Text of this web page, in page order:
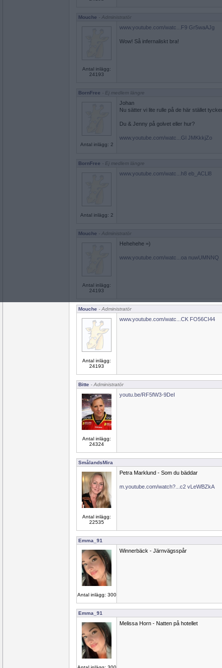
Mouche - Administratör
Antal inlägg:
24193
www.youtube.com/watc...F9 Gr5waAJg
Wow! Så infernaliskt bra!
BornFree - Ej medlem längre
Antal inlägg: 2
Johan
Nu sätter vi lite rulle på de här stället
Du & Jenny på golvet eller hur?
www.youtube.com/watc...Gl JMKkkjZo
BornFree - Ej medlem längre
Antal inlägg: 2
www.youtube.com/watc...h8 eb_ACLl8
Mouche - Administratör
Antal inlägg:
24193
Hehehehe =)
www.youtube.com/watc...oa nuwUMNNQ
Mouche - Administratör
Antal inlägg:
24193
www.youtube.com/watc...CK FO56CI44
Bitte - Administratör
Antal inlägg:
24324
youtu.be/RF5fW3-9DeI
SmålandsMira
Antal inlägg:
22535
Petra Marklund - Som du bäddar
m.youtube.com/watch?...c2 vLeWBZkA
Emma_91
Antal inlägg: 300
Winnerbäck - Järnvägsspår
Emma_91
Melissa Horn - Natten på hotellet